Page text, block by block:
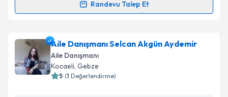
Takvim Talebini Gönder
Randevu Talep Et
Randevu Takvimi Talebi
Uzm. Dr. Mustafa Kenan Duymaziçin randevu
takvimi talebi oluşturun. Size bu uzmandan randevu
almanız için bir takvim hazırlandığında e-posta ile
bilgilendireceğiz.
Aile Danışmanı Selcan Akgün Aydemir
Aile Danışmanı
Kocaeli, Gebze
( Değerlendirme)